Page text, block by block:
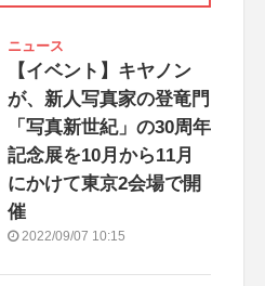
ニュース
【イベント】キヤノン
が、新人写真家の登竜門
「写真新世紀」の30周年
記念展を10月から11月
にかけて東京2会場で開
催
2022/09/07 10:15